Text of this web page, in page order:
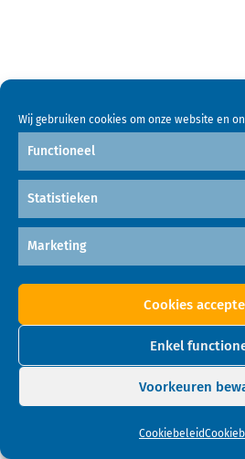
Wij gebruiken cookies om onze website en
Functioneel
Statistieken
Marketing
Cookies
Enkel
Voorkeuren
Cookiebeleid